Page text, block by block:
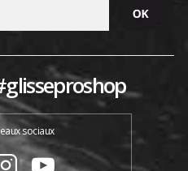
sociaux